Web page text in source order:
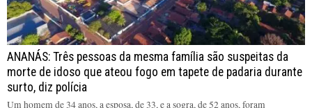
ANANÁS: Três pessoas da mesma família são suspeitas da
morte de idoso que ateou fogo em tapete de padaria durante
surto, diz polícia
Um homem de 34 anos, a esposa, de 33, e a sogra, de 52 anos, foram